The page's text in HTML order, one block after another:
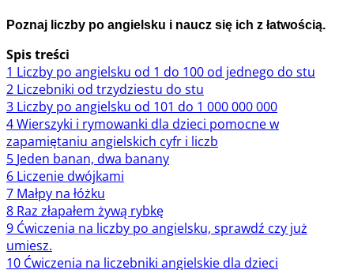
Poznaj liczby po angielsku i naucz się ich z łatwością.
Spis treści
1 Liczby po angielsku od 1 do 100 od jednego do stu
2 Liczebniki od trzydziestu do stu
3 Liczby po angielsku od 101 do 1 000 000 000
4Wierszyki i rymowanki dla dzieci pomocne w
zapamiętaniu angielskich cyfr i liczb
5 Jeden banan, dwa banany
6 Liczenie dwójkami
7 Małpy na łóżku
8 Raz złapałem żywą rybkę
9 Ćwiczenia na liczby po angielsku, sprawdź czy już
umiesz.
10 Ćwiczenia na liczebniki angielskie dla dzieci